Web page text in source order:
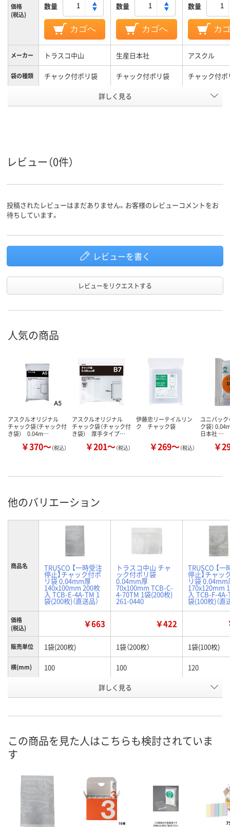
価格
(税込)
数量
カゴへ
数量
カゴへ
数量
カ
メーカー トラスコ中山 生産日本社 アスクル
袋の種類 チャック付ポリ袋 チャック付ポリ袋 チャック付ポ
（LDPE）
ポリエチレン
LDPE（ツル
商品環境
詳しく見る
レビュー（0件）
投稿されたレビューはまだありません。お客様のレビューコメントをお
待ちしています。
レビューを書く
レビューをリクエストする
人気の商品
アスクルオリジナル
チャック袋（チャック付
き袋） 0.04m…
￥370～（税込）
アスクルオリジナル
チャック袋（チャック付
き袋） 厚手タイプ…
￥201～（税込）
伊藤忠リーテイルリン
ク チャック袋
￥269～（税込）
ユニパック
ク袋）
日本社 …
￥
他のバリエーション
商品名 TRUSCO 【一時受注
停止】チャック付ポ
リ袋 0.04mm厚
140x100mm 200枚
入 TCB-E-4A-TM 1
袋(200枚)（直送品）
トラスコ中山 チャ
ック付ポリ袋
0.04mm厚
70x100mm TCB-C-
4-70TM 1袋(200枚)
261-0440
TRUSCO 【一
停止】チャッ
リ袋 0.04mm
170x120mm
入 TCB-F-4A-
袋(100枚)（直
価格
(税込)
￥663 ￥422
販売単位 1袋(200枚) 1袋（200枚） 1袋(100枚)
横(mm) 100 100 120
70
号
お届け日
在庫切れです
（次回入荷日未定）
数量
カゴへ カ
詳しく見る
この商品を見た人はこちらも検討されていま
す